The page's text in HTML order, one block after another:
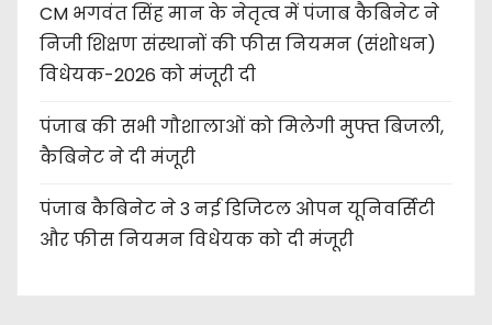
CM भगवंत सिंह मान के नेतृत्व में पंजाब कैबिनेट ने
निजी शिक्षण संस्थानों की फीस नियमन (संशोधन)
विधेयक-2026 को मंजूरी दी
पंजाब की सभी गौशालाओं को मिलेगी मुफ्त बिजली,
कैबिनेट ने दी मंजूरी
पंजाब कैबिनेट ने 3 नई डिजिटल ओपन यूनिवर्सिटी
और फीस नियमन विधेयक को दी मंजूरी